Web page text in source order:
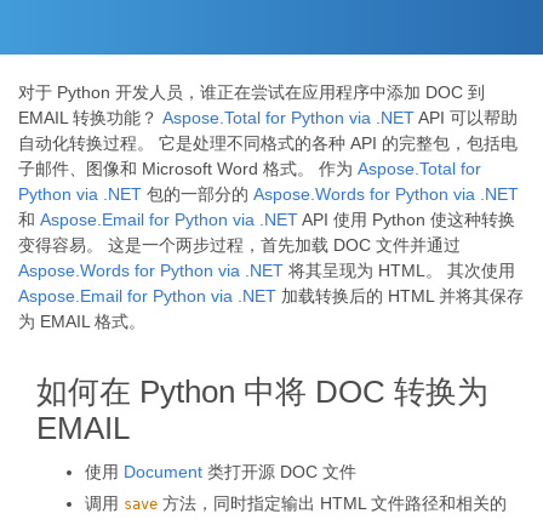
对于 Python 开发人员，谁正在尝试在应用程序中添加 DOC 到
EMAIL 转换功能？ Aspose.Total for Python via .NETAPI 可以帮助
自动化转换过程。 它是处理不同格式的各种 API 的完整包，包括电
子邮件、图像和 Microsoft Word 格式。 作为 Aspose.Total for
Python via .NET 包的一部分的 Aspose.Words for Python via .NET
和 Aspose.Email for Python via .NETAPI 使用 Python 使这种转换
变得容易。 这是一个两步过程，首先加载 DOC 文件并通过
Aspose.Words for Python via .NET 将其呈现为 HTML。 其次使用
Aspose.Email for Python via .NET 加载转换后的 HTML 并将其保存
为 EMAIL 格式。
如何在 Python 中将 DOC 转换为
EMAIL
使用 Document 类打开源 DOC 文件
调用 save 方法，同时指定输出 HTML 文件路径和相关的